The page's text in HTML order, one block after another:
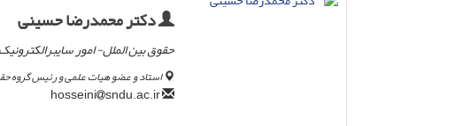
دکتر محمدرضا حسینی
حقوق بین الملل- امور سایبرالکترونیک
استاد و عضو هیات علمی و رئیس گروه
sndu.ac.ir